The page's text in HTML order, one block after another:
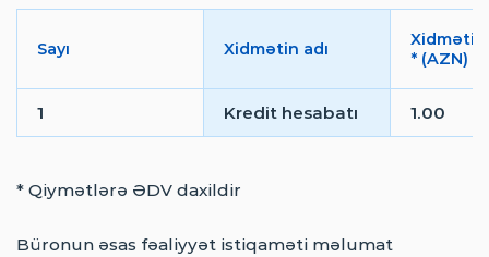
QIYMƏTLƏR
TƏRƏFDAŞLAR
Sayı Xidmətin adı
* (AZN)
1 Kredit hesabatı 1.00
* Qiymətlərə ƏDV daxildir
Büronun əsas fəaliyyət istiqaməti məlumat